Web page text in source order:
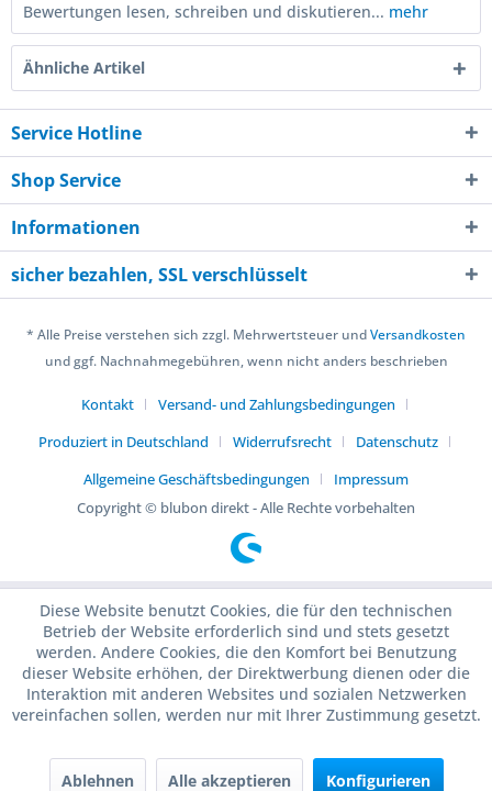
Bewertungen lesen, schreiben und diskutieren... mehr
Ähnliche Artikel
Service Hotline
Shop Service
Informationen
sicher bezahlen, SSL verschlüsselt
* Alle Preise verstehen sich zzgl. Mehrwertsteuer undVersandkosten
und ggf. Nachnahmegebühren, wenn nicht anders beschrieben
Kontakt
Versand- und Zahlungsbedingungen
Produziert in Deutschland
Widerrufsrecht
Datenschutz
Allgemeine Geschäftsbedingungen
Impressum
Copyright © blubon direkt - Alle Rechte vorbehalten
Diese Website benutzt Cookies, die für den technischen
Betrieb der Website erforderlich sind und stets gesetzt
werden. Andere Cookies, die den Komfort bei Benutzung
dieser Website erhöhen, der Direktwerbung dienen oder die
Interaktion mit anderen Websites und sozialen Netzwerken
vereinfachen sollen, werden nur mit Ihrer Zustimmung gesetzt.
Ablehnen Alle akzeptieren Konfigurieren